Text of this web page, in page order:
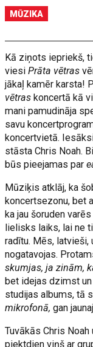
MŪZIKA
Kā ziņots iepriekš,
viesiPrāta vētras
jākaļ kamēr karsta!
vētras koncertā kā
mani pamudināja
savu
koncertvietā.
stāsta Chris Noah.
būs pieejamas par
Mūziķis atklāj, ka
koncertsezonu, bet
ka jau šoruden
lielisks laiks, lai ne
radītu. Mēs,
nogatavojas.
skumjas, ja zinām,
bet idejas dzimst
studijas albums, tā
mikrofonā, gan
Tuvākās Chris
piektdien viņš ar